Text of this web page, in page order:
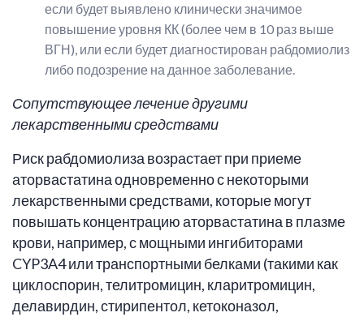
если будет выявлено клинически значимое
повышение уровня КК (более чем в 10 раз выше
ВГН), или если будет диагностирован рабдомиолиз
либо подозрение на данное заболевание.
Сопутствующее лечение другими
лекарственными средствами
Риск рабдомиолиза возрастает при приеме
аторвастатина одновременно с некоторыми
лекарственными средствами, которые могут
повышать концентрацию аторвастатина в плазме
крови, например, с мощными ингибиторами
CYP3A4 или транспортными белками (такими как
циклоспорин, телитромицин, кларитромицин,
делавирдин, стирипентол, кетоконазол,